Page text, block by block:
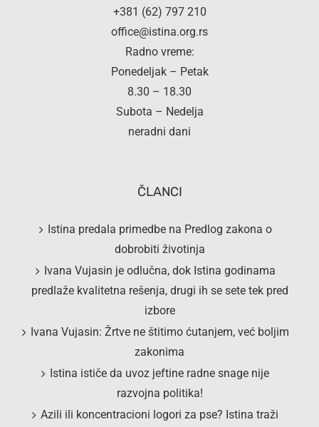
+381 (62) 797 210
office@istina.org.rs
Radno vreme:
Ponedeljak – Petak
8.30 – 18.30
Subota – Nedelja
neradni dani
ČLANCI
Istina predala primedbe na Predlog zakona o
dobrobiti životinja
Ivana Vujasin je odlučna, dok Istina godinama
predlaže kvalitetna rešenja, drugi ih se sete tek pred
izbore
Ivana Vujasin: Žrtve ne štitimo ćutanjem, već boljim
zakonima
Istina ističe da uvoz jeftine radne snage nije
razvojna politika!
Azili ili koncentracioni logori za pse? Istina traži